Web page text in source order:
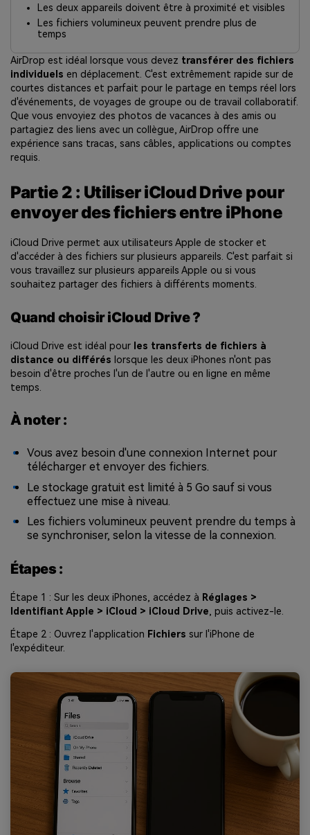
Les deux appareils doivent être à proximité et visibles
Les fichiers volumineux peuvent prendre plus de
temps
AirDrop est idéal lorsque vous devez transférer des fichiers
individuels en déplacement. C'est extrêmement rapide sur de
courtes distances et parfait pour le partage en temps réel lors
d'événements, de voyages de groupe ou de travail collaboratif.
Que vous envoyiez des photos de vacances à des amis ou
partagiez des liens avec un collègue, AirDrop offre une
expérience sans tracas, sans câbles, applications ou comptes
requis.
Partie 2 : Utiliser iCloud Drive pour
envoyer des fichiers entre iPhone
iCloud Drive permet aux utilisateurs Apple de stocker et
d'accéder à des fichiers sur plusieurs appareils. C'est parfait si
vous travaillez sur plusieurs appareils Apple ou si vous
souhaitez partager des fichiers à différents moments.
Quand choisir iCloud Drive ?
iCloud Drive est idéal pour les transferts de fichiers à
distance ou différés lorsque les deux iPhones n'ont pas
besoin d'être proches l'un de l'autre ou en ligne en même
temps.
À noter :
Vous avez besoin d'une connexion Internet pour
télécharger et envoyer des fichiers.
Le stockage gratuit est limité à 5 Go sauf si vous
effectuez une mise à niveau.
Les fichiers volumineux peuvent prendre du temps à
se synchroniser, selon la vitesse de la connexion.
Étapes :
Étape 1 : Sur les deux iPhones, accédez à Réglages >
Identifiant Apple > iCloud > iCloud Drive , puis activez-le.
Étape 2 : Ouvrez l'application Fichiers sur l'iPhone de
l'expéditeur.